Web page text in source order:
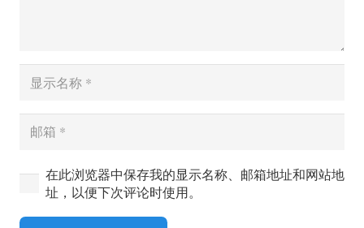
在此浏览器中保存我的显示名称、邮箱地址和网站地
址，以便下次评论时使用。